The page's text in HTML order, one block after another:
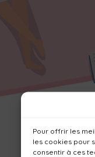
Pour offrir les
les cookies pour
consentir à ces